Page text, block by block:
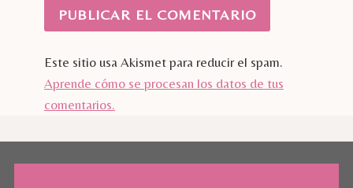
Este sitio usa Akismet para reducir el spam.
Aprende cómo se procesan los datos de tus
comentarios.